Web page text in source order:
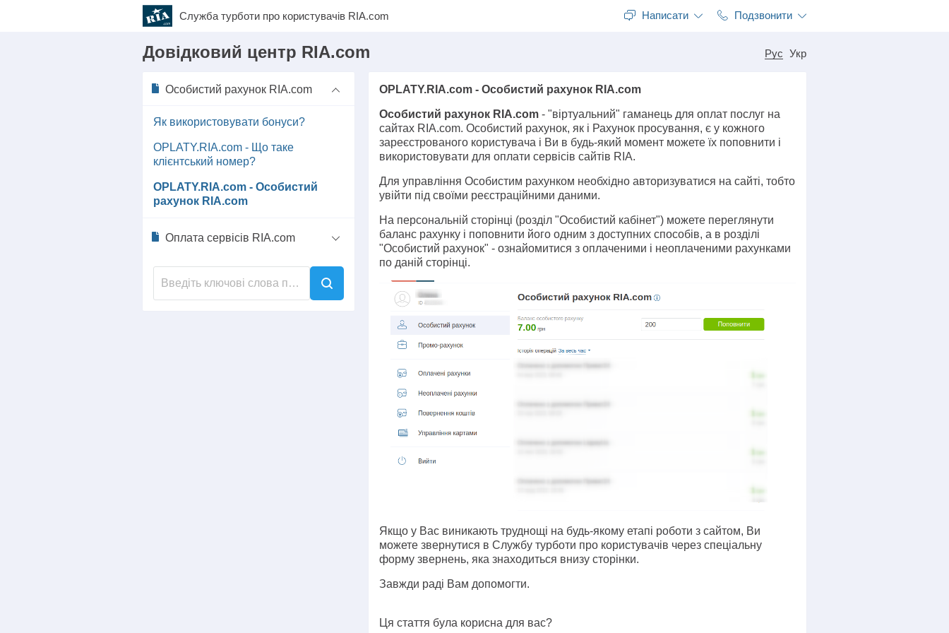
Написати Подзвонити
Служба турботи про користувачів RIA.com
Довідковий центр RIA.com Рус Укр
Особистий рахунок RIA.com
Як використовувати бонуси?
OPLATY.RIA.com - Що таке
клієнтський номер?
OPLATY.RIA.com - Особистий
рахунок RIA.com
Оплата сервісів RIA.com
OPLATY.RIA.com - Особистий рахунок RIA.com
Особистий рахунок RIA.com - "віртуальний" гаманець для оплат послуг на
сайтах RIA.com. Особистий рахунок, як і Рахунок просування, є у кожного
зареєстрованого користувача і Ви в будь-який момент можете їх поповнити і
використовувати для оплати сервісів сайтів RIA.
Для управління Особистим рахунком необхідно авторизуватися на сайті, тобто
увійти під своїми реєстраційними даними.
На персональній сторінці (розділ "Особистий кабінет") можете переглянути
баланс рахунку і поповнити його одним з доступних способів, а в розділі
"Особистий рахунок" - ознайомитися з оплаченими і неоплаченими рахунками
по даній сторінці.
Якщо у Вас виникають труднощі на будь-якому етапі роботи з сайтом, Ви
можете звернутися в Службу турботи про користувачів через спеціальну
форму звернень, яка знаходиться внизу сторінки.
Завжди раді Вам допомогти.
Ця стаття була корисна для вас?